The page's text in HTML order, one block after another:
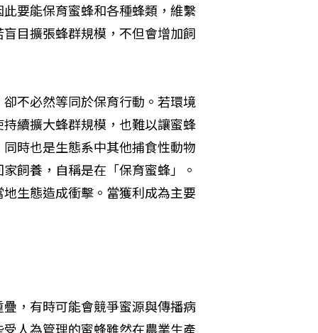
要能保育蜜蜂和各種蜂類，維繫
目擴張蜂群規模，不但會增加飼
不必然等同於保育行動。若環境
續擴大蜂群規模，也難以讓蜜蜂
時也是生態系中其他捕食性動物
飼養，自稱是在「保育蜜蜂」。
生態造成衝擊。當獲利成為主要
，有時可能會競爭蜜源與傳播病
人為管理的蜜蜂雖然在農業生產